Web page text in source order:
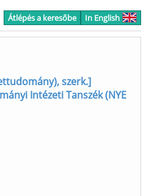
Átlépés a keresőbe In English
szerk.]
Intézeti Tanszék (NYE